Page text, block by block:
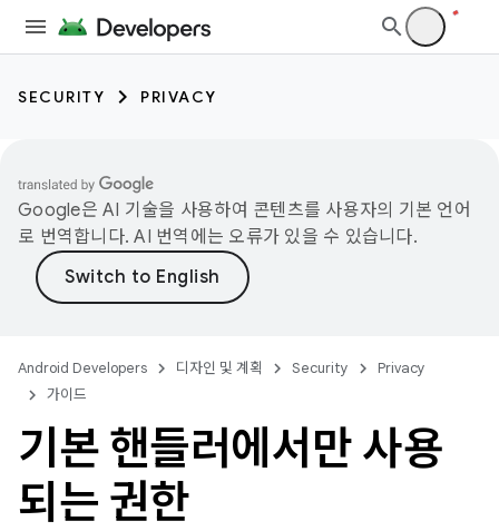
SECURITY PRIVACY
Google은 AI 기술을 사용하여 콘텐츠를 사용자의 기본 언어
로 번역합니다. AI 번역에는 오류가 있을 수 있습니다.
Android Developers 디자인 및 계획 Security
Privacy
가이드
기본 핸들러에서만 사용
되는 권한